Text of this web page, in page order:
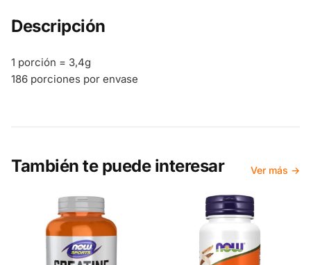
Descripción
1 porción = 3,4g
186 porciones por envase
También te puede interesar Ver más →